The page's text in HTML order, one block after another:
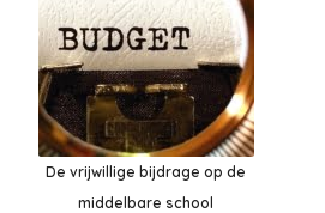
De vrijwillige bijdrage op de
middelbare school